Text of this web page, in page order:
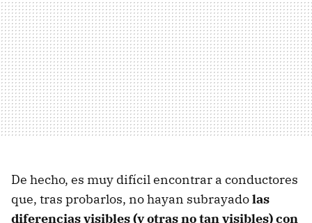
De hecho, es muy difícil encontrar a conductores
que, tras probarlos, no hayan subrayadolas
diferencias visibles (y otras no tan visibles) con